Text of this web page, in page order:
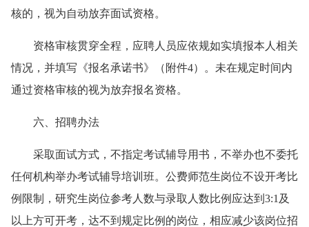
核的，视为自动放弃面试资格。
资格审核贯穿全程，应聘人员应依规如实填报本人相关
情况，并填写《报名承诺书》（附件4）。未在规定时间内
通过资格审核的视为放弃报名资格。
六、招聘办法
采取面试方式，不指定考试辅导用书，不举办也不委托
任何机构举办考试辅导培训班。公费师范生岗位不设开考比
例限制，研究生岗位参考人数与录取人数比例应达到3:1及
以上方可开考，达不到规定比例的岗位，相应减少该岗位招